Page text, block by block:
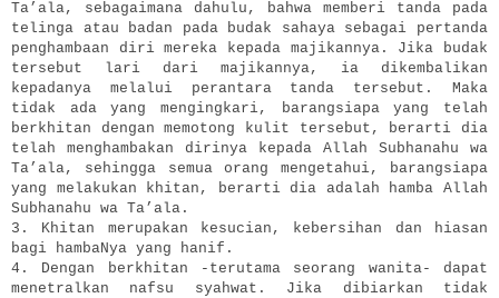
Ta’ala, sebagaimana dahulu, bahwa memberi tanda pada
telinga atau badan pada budak sahaya sebagai pertanda
penghambaan diri mereka kepada majikannya. Jika budak
tersebut lari dari majikannya, ia dikembalikan
kepadanya melalui perantara tanda tersebut. Maka
tidak ada yang mengingkari, barangsiapa yang telah
berkhitan dengan memotong kulit tersebut, berarti dia
telah menghambakan dirinya kepada Allah Subhanahu wa
Ta’ala, sehingga semua orang mengetahui, barangsiapa
yang melakukan khitan, berarti dia adalah hamba Allah
Subhanahu wa Ta’ala.
3. Khitan merupakan kesucian, kebersihan dan hiasan
bagi hambaNya yang hanif.
4. Dengan berkhitan -terutama seorang wanita- dapat
menetralkan nafsu syahwat. Jika dibiarkan tidak